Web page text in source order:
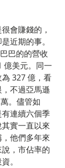
會賺錢的，
近期的事。
巴的的營收
億美元。同一
327 億，看
不過亞馬遜
。儘管如
連續六個季
實一直以來
他們多年來
，市佔率的
。